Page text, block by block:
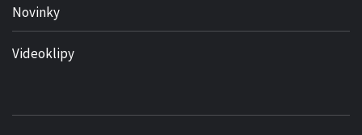
Novinky
Videoklipy